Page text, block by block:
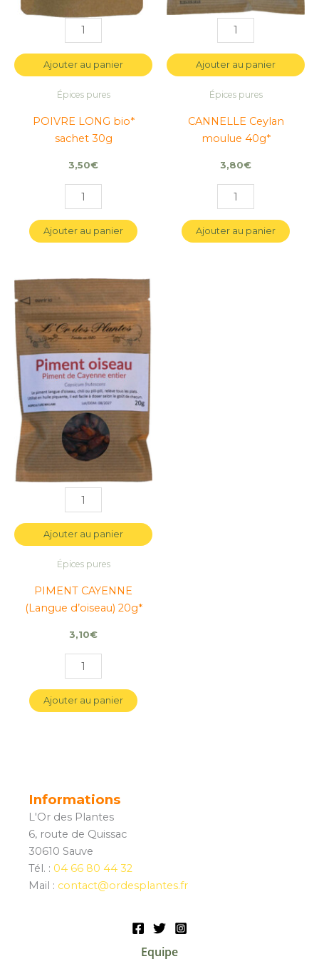
Ajouter au panier
Épices pures
POIVRE LONG bio*
sachet 30g
3,50€
Ajouter au panier
Ajouter au panier
Épices pures
CANNELLE Ceylan
moulue 40g*
3,80€
Ajouter au panier
quantité
de
PIMENT
CAYENNE
(Langue
d'oiseau)
20g*
Ajouter au panier
Épices pures
PIMENT CAYENNE
(Langue d’oiseau) 20g*
3,10€
quantité
de
PIMENT
CAYENNE
(Langue
d'oiseau)
20g*
Ajouter au panier
Informations
L'Or des Plantes
6, route de Quissac
30610 Sauve
Tél. : 04 66 80 44 32
Mail : contact@ordesplantes.fr
Equipe